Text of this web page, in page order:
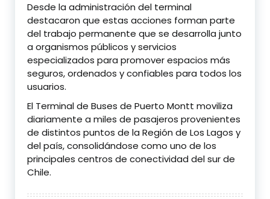
Desde la administración del terminal
destacaron que estas acciones forman parte
del trabajo permanente que se desarrolla junto
a organismos públicos y servicios
especializados para promover espacios más
seguros, ordenados y confiables para todos los
usuarios.
El Terminal de Buses de Puerto Montt moviliza
diariamente a miles de pasajeros provenientes
de distintos puntos de la Región de Los Lagos y
del país, consolidándose como uno de los
principales centros de conectividad del sur de
Chile.